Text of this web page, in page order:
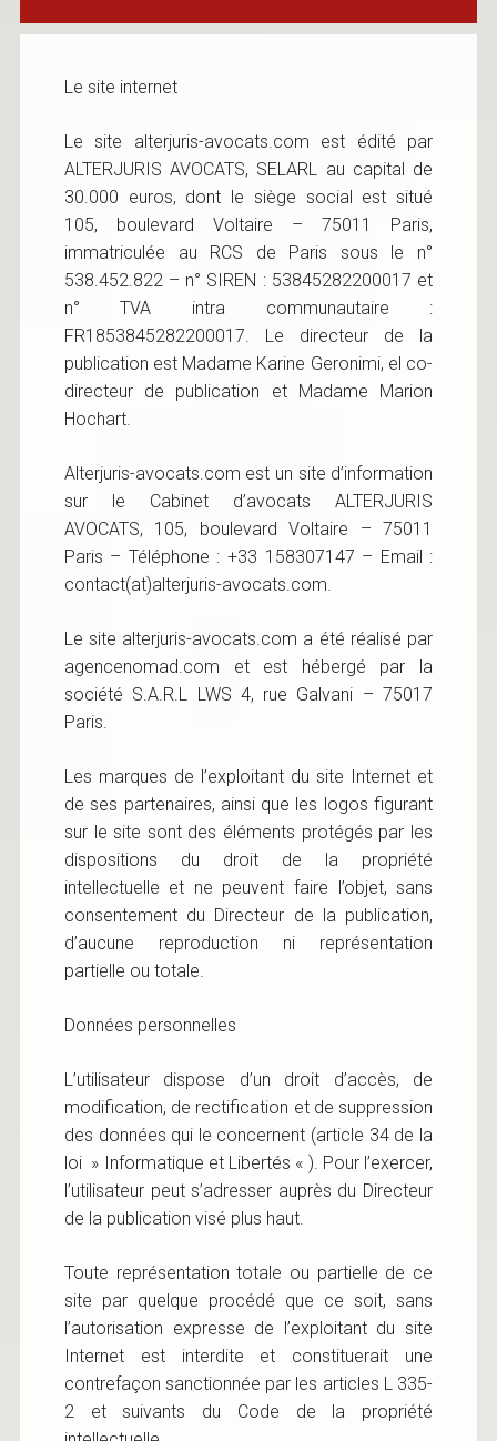
Le site internet
Le site alterjuris-avocats.com est édité par
ALTERJURIS AVOCATS, SELARL au capital de
30.000 euros, dont le siège social est situé
105, boulevard Voltaire – 75011 Paris,
immatriculée au RCS de Paris sous le n°
538.452.822 – n° SIREN : 53845282200017 et
n° TVA intra communautaire :
FR1853845282200017. Le directeur de la
publication est Madame Karine Geronimi, el co-
directeur de publication et Madame Marion
Hochart.
Alterjuris-avocats.com est un site d’information
sur le Cabinet d’avocats ALTERJURIS
AVOCATS, 105, boulevard Voltaire – 75011
Paris – Téléphone : +33 158307147 – Email :
contact(at)alterjuris-avocats.com.
Le site alterjuris-avocats.com a été réalisé par
agencenomad.com et est hébergé par la
société S.A.R.L LWS 4, rue Galvani – 75017
Paris.
Les marques de l’exploitant du site Internet et
de ses partenaires, ainsi que les logos figurant
sur le site sont des éléments protégés par les
dispositions du droit de la propriété
intellectuelle et ne peuvent faire l’objet, sans
consentement du Directeur de la publication,
d’aucune reproduction ni représentation
partielle ou totale.
Données personnelles
L’utilisateur dispose d’un droit d’accès, de
modification, de rectification et de suppression
des données qui le concernent (article 34 de la
loi » Informatique et Libertés « ). Pour l’exercer,
l’utilisateur peut s’adresser auprès du Directeur
de la publication visé plus haut.
Toute représentation totale ou partielle de ce
site par quelque procédé que ce soit, sans
l’autorisation expresse de l’exploitant du site
Internet est interdite et constituerait une
contrefaçon sanctionnée par les articles L 335-
2 et suivants du Code de la propriété